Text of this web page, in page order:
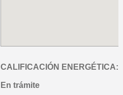
CALIFICACIÓN ENERGÉTICA:
En trámite